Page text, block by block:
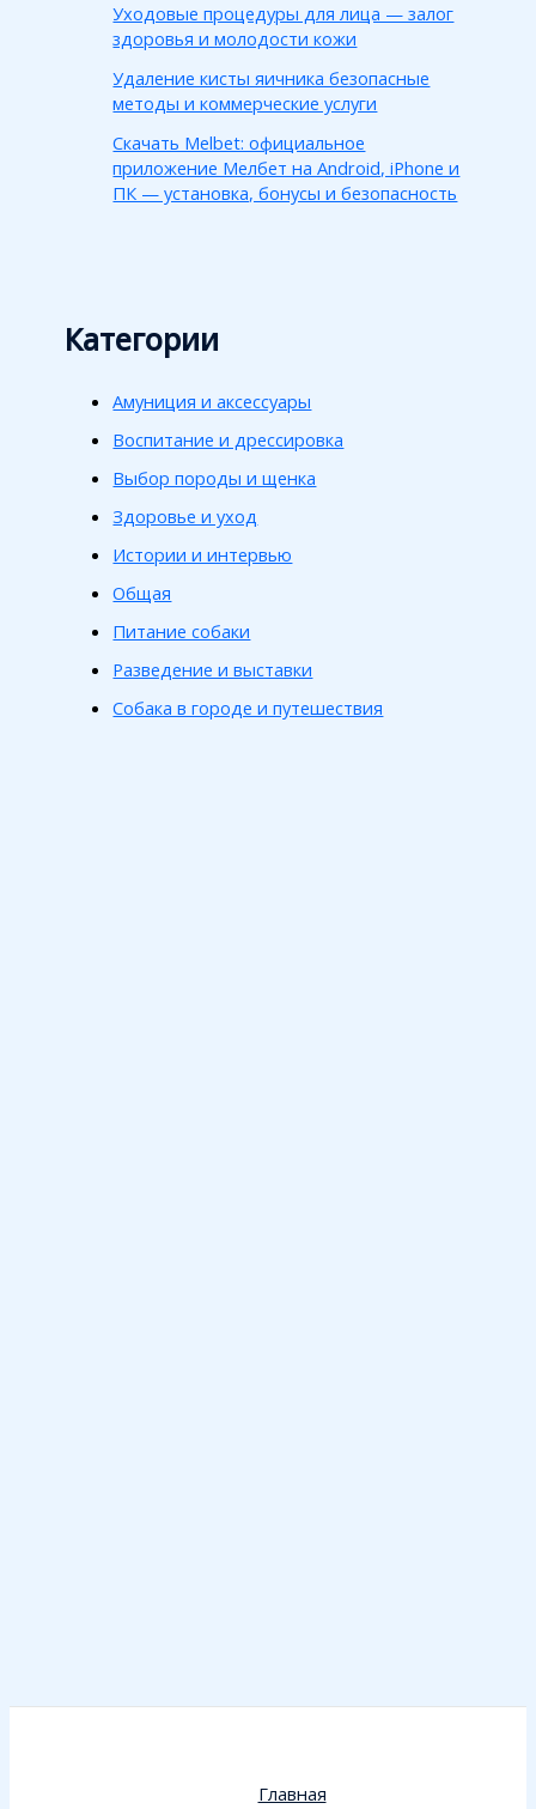
Уходовые процедуры для лица — залог
здоровья и молодости кожи
Удаление кисты яичника безопасные
методы и коммерческие услуги
Скачать Melbet: официальное
приложение Мелбет на Android, iPhone и
ПК — установка, бонусы и безопасность
Категории
Амуниция и аксессуары
Воспитание и дрессировка
Выбор породы и щенка
Здоровье и уход
Истории и интервью
Общая
Питание собаки
Разведение и выставки
Собака в городе и путешествия
Главная